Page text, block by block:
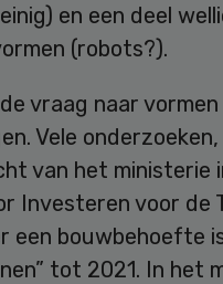
en een deel
(robots?).
vraag naar vormen
Vele onderzoeken,
van het ministerie
Investeren voor de
bouwbehoefte
tot 2021. In het